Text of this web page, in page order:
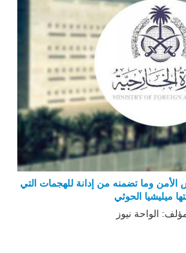
وما تضمنه من إدانة للهجمات التي
ميليشيا الحوثي
الواحة نيوز